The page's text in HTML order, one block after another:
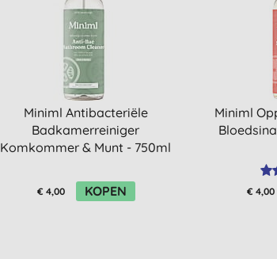
Miniml Antibacteriële
Badkamerreiniger
Komkommer & Munt - 750ml
€ 4,00 KOPEN
Miniml
€ 4,00